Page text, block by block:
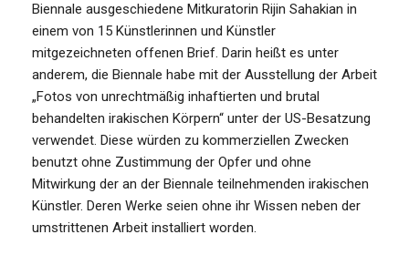
Biennale ausgeschiedene Mitkuratorin Rijin Sahakian in
einem von 15 Künstlerinnen und Künstler
mitgezeichneten offenen Brief. Darin heißt es unter
anderem, die Biennale habe mit der Ausstellung der Arbeit
„Fotos von unrechtmäßig inhaftierten und brutal
behandelten irakischen Körpern“ unter der US-Besatzung
verwendet. Diese würden zu kommerziellen Zwecken
benutzt ohne Zustimmung der Opfer und ohne
Mitwirkung der an der Biennale teilnehmenden irakischen
Künstler. Deren Werke seien ohne ihr Wissen neben der
umstrittenen Arbeit installiert worden.